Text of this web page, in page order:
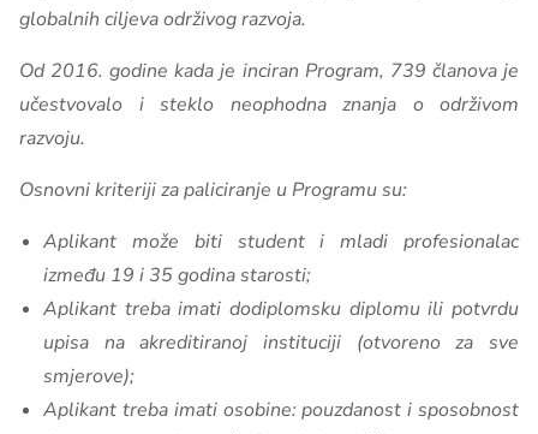
globalnih ciljeva održivog razvoja.
Od 2016. godine kada je inciran Program, 739 članova je
učestvovalo i steklo neophodna znanja o održivom
razvoju.
Osnovni kriteriji za paliciranje u Programu su:
Aplikant može biti student i mladi profesionalac
između 19 i 35 godina starosti;
Aplikant treba imati dodiplomsku diplomu ili potvrdu
upisa na akreditiranoj instituciji (otvoreno za sve
smjerove);
Aplikant treba imati osobine: pouzdanost i sposobnost